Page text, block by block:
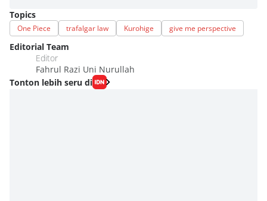
Topics
One Piece trafalgar law Kurohige give me perspective
Editorial Team
Editor
Fahrul Razi Uni Nurullah
Tonton lebih seru di